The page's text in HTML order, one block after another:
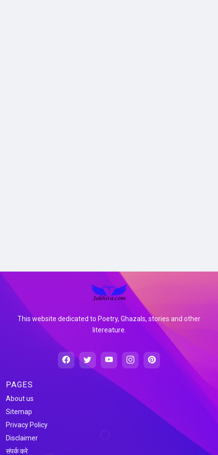
This website dedicated to Poetry, Ghazals, stories and other
litereature.
PAGES
About us
Sitemap
Privacy Policy
Disclaimer
संपर्क करे